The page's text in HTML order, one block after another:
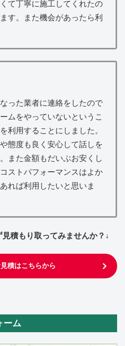
て丁寧に施工してくれたの
す。また機会があったら利
った業者に連絡をしたので
ムをやっていないというこ
利用することにしました。
態度も良く安心して話しを
また金額もだいぶお安くし
ストパフォーマンスはよか
れば利用したいと思いま
積もり取ってみませんか？↓
積はこちらから
ーム